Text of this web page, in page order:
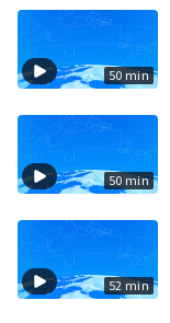
50 min
50 min
52 min